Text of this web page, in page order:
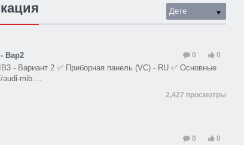
Дете
Вар2 0
0
- Вариант 2 ✅ Приборная панель (VC) - RU ✅ Основные
mib....
2,427 просмотры
0
0